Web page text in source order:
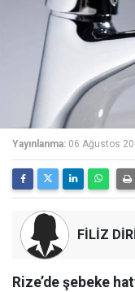
Yayınlanma: 06 Ağustos
FİLİZ
Rize’de şebeke